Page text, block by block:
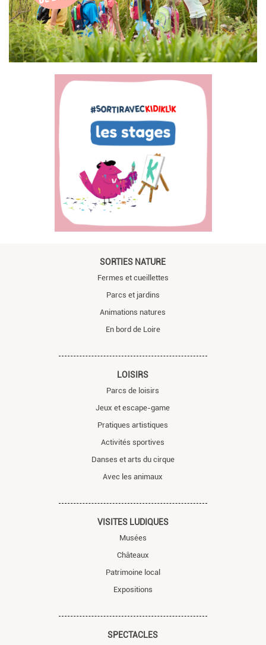
SORTIES NATURE
Fermes et cueillettes
Parcs et jardins
Animations natures
En bord de Loire
LOISIRS
Parcs de loisirs
Jeux et escape-game
Pratiques artistiques
Activités sportives
Danses et arts du cirque
Avec les animaux
VISITES LUDIQUES
Musées
Châteaux
Patrimoine local
Expositions
SPECTACLES